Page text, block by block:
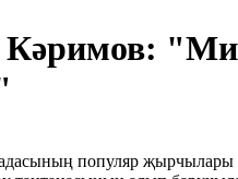
Кәримов:
популяр